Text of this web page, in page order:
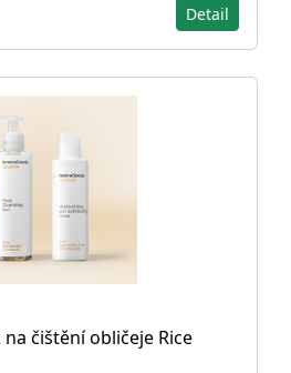
Detail
čištění obličeje Rice